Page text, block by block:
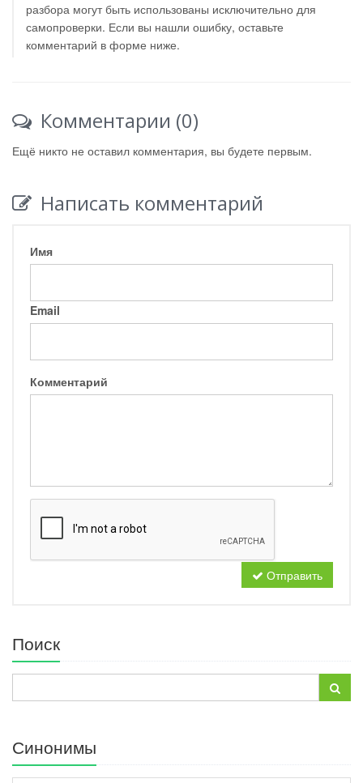
разбора могут быть использованы исключительно для
самопроверки. Если вы нашли ошибку, оставьте
комментарий в форме ниже.
Комментарии (0)
Ещё никто не оставил комментария, вы будете первым.
Написать комментарий
Имя
Email
Комментарий
Отправить
Поиск
Синонимы